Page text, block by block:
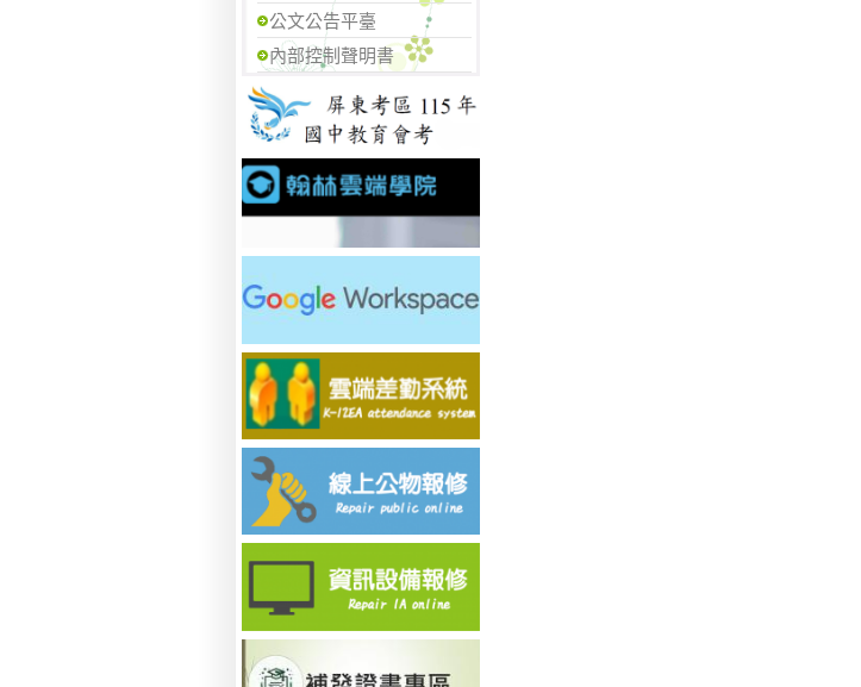
公文公告平臺
內部控制聲明書